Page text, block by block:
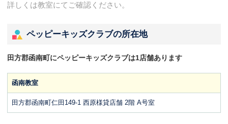
詳しくは教室にてご確認ください。
ペッピーキッズクラブの所在地
田方郡函南町にペッピーキッズクラブは1店舗あります
函南教室
田方郡函南町仁田149-1 西原様貸店舗 2階 A号室